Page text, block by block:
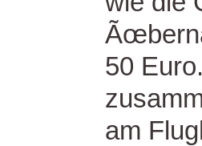
50
am